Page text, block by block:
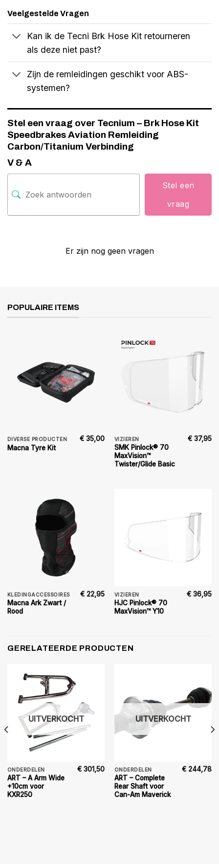
Veelgestelde Vragen
Kan ik de Tecni Brk Hose Kit retourneren
als deze niet past?
Zijn de remleidingen geschikt voor ABS-
systemen?
Stel een vraag over Tecnium – Brk Hose Kit
Speedbrakes Aviation Remleiding
Carbon/Titanium Verbinding
V & A
Stel een
vraag
Er zijn nog geen vragen
POPULAIRE ITEMS
DIVERSE PRODUCTEN
Macna Tyre Kit
€ 35,00 VIZIEREN
SMK Pinlock® 70
MaxVision™
Twister/Glide Basic
€ 37,95
KLEDINGACCESSOIRES
Macna Ark Zwart /
Rood
€ 22,95 VIZIEREN
HJC Pinlock® 70
MaxVision™ Y10
€ 36,95
GERELATEERDE PRODUCTEN
UITVERKOCHT
ONDERDELEN
ART – A Arm Wide
+10cm voor
KXR250
€ 301,50
UITVERKOCHT
ONDERDELEN
ART – Complete
Rear Shaft voor
Can-Am Maverick
€ 244,78